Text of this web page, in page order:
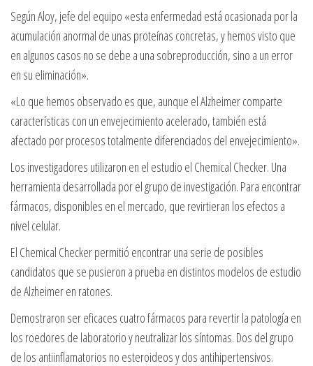
Según Aloy, jefe del equipo «esta enfermedad está ocasionada por la
acumulación anormal de unas proteínas concretas, y hemos visto que
en algunos casos no se debe a una sobreproducción, sino a un error
en su eliminación».
«Lo que hemos observado es que, aunque el Alzheimer comparte
características con un envejecimiento acelerado, también está
afectado por procesos totalmente diferenciados del envejecimiento».
Los investigadores utilizaron en el estudio el Chemical Checker. Una
herramienta desarrollada por el grupo de investigación. Para encontrar
fármacos, disponibles en el mercado, que revirtieran los efectos a
nivel celular.
El Chemical Checker permitió encontrar una serie de posibles
candidatos que se pusieron a prueba en distintos modelos de estudio
de Alzheimer en ratones.
Demostraron ser eficaces cuatro fármacos para revertir la patología en
los roedores de laboratorio y neutralizar los síntomas. Dos del grupo
de los antiinflamatorios no esteroideos y dos antihipertensivos.